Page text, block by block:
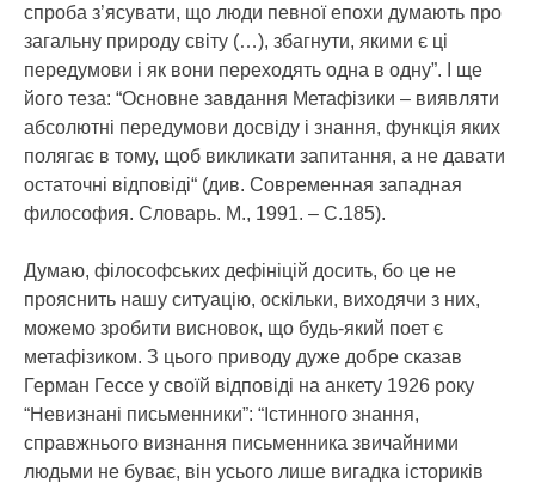
спроба з’ясувати, що люди певної епохи думають про
загальну природу світу (…), збагнути, якими є ці
передумови і як вони переходять одна в одну”. І ще
його теза: “Основне завдання Метафізики – виявляти
абсолютні передумови досвіду і знання, функція яких
полягає в тому, щоб викликати запитання, а не давати
остаточні відповіді“ (див. Современная западная
философия. Словарь. М., 1991. – С.185).
Думаю, філософських дефініцій досить, бо це не
прояснить нашу ситуацію, оскільки, виходячи з них,
можемо зробити висновок, що будь-який поет є
метафізиком. З цього приводу дуже добре сказав
Герман Гессе у своїй відповіді на анкету 1926 року
“Невизнані письменники”: “Істинного знання,
справжнього визнання письменника звичайними
людьми не буває, він усього лише вигадка істориків